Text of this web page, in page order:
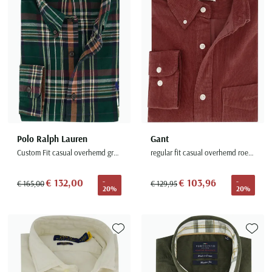
Polo Ralph Lauren
Custom Fit casual overhemd groen
€ 165,00€ 132,00
-
20%
Gant
regular fit casual overhemd roest corduroy katoen
€ 129,95€ 103,96
-
20%
Toevoegen aan favorieten